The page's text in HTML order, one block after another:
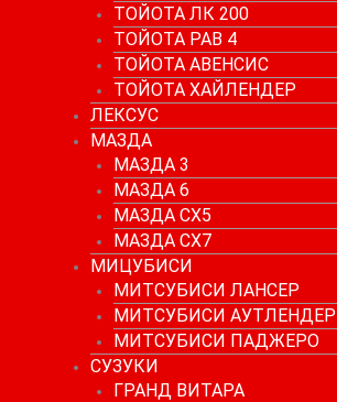
ТОЙОТА ЛК 200
ТОЙОТА РАВ 4
ТОЙОТА АВЕНСИС
ТОЙОТА ХАЙЛЕНДЕР
ЛЕКСУС
МАЗДА
МАЗДА 3
МАЗДА 6
МАЗДА СХ5
МАЗДА СХ7
МИЦУБИСИ
МИТСУБИСИ ЛАНСЕР
МИТСУБИСИ АУТЛЕНДЕР
МИТСУБИСИ ПАДЖЕРО
СУЗУКИ
ГРАНД ВИТАРА